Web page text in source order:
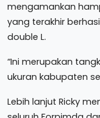
mengamankan
yang terakhir
double L.
“Ini merupakan
ukuran kabupaten
Lebih lanjut Ricky